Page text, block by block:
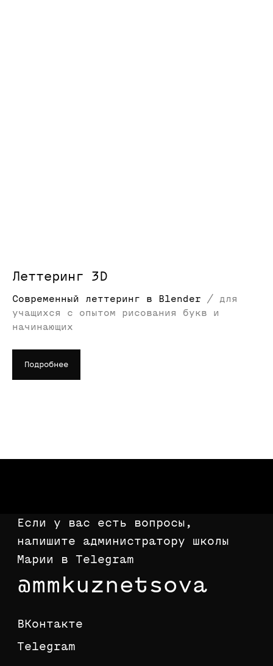
Леттеринг 3D
Cовременный леттеринг в Blender / для
учащихся с опытом рисования букв и
начинающих
Подробнее